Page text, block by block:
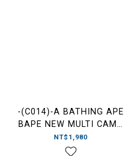
-(C014)-A BATHING APE
BAPE NEW MULTI CAMO
BABY MILO PLUSH DOLL
KEY CHAIN 糖果色 迷彩 娃
NT$1,980